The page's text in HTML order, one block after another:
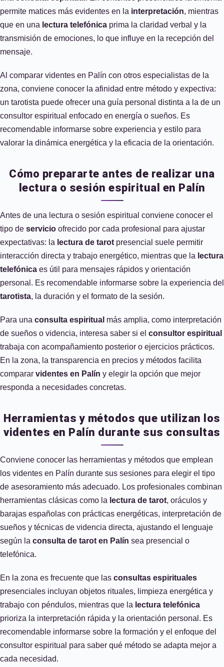
permite matices más evidentes en la interpretación, mientras
que en una lectura telefónica prima la claridad verbal y la
transmisión de emociones, lo que influye en la recepción del
mensaje.
Al comparar videntes en Palín con otros especialistas de la
zona, conviene conocer la afinidad entre método y expectiva:
un tarotista puede ofrecer una guía personal distinta a la de un
consultor espiritual enfocado en energía o sueños. Es
recomendable informarse sobre experiencia y estilo para
valorar la dinámica energética y la eficacia de la orientación.
Cómo prepararte antes de realizar una
lectura o sesión espiritual en Palín
Antes de una lectura o sesión espiritual conviene conocer el
tipo de servicio ofrecido por cada profesional para ajustar
expectativas: la lectura de tarot presencial suele permitir
interacción directa y trabajo energético, mientras que la lectura
telefónica es útil para mensajes rápidos y orientación
personal. Es recomendable informarse sobre la experiencia del
tarotista, la duración y el formato de la sesión.
Para una consulta espiritual más amplia, como interpretación
de sueños o videncia, interesa saber si el consultor espiritual
trabaja con acompañamiento posterior o ejercicios prácticos.
En la zona, la transparencia en precios y métodos facilita
comparar videntes en Palín y elegir la opción que mejor
responda a necesidades concretas.
Herramientas y métodos que utilizan los
videntes en Palín durante sus consultas
Conviene conocer las herramientas y métodos que emplean
los videntes en Palín durante sus sesiones para elegir el tipo
de asesoramiento más adecuado. Los profesionales combinan
herramientas clásicas como la lectura de tarot, oráculos y
barajas españolas con prácticas energéticas, interpretación de
sueños y técnicas de videncia directa, ajustando el lenguaje
según la consulta de tarot en Palín sea presencial o
telefónica.
En la zona es frecuente que las consultas espirituales
presenciales incluyan objetos rituales, limpieza energética y
trabajo con péndulos, mientras que la lectura telefónica
prioriza la interpretación rápida y la orientación personal. Es
recomendable informarse sobre la formación y el enfoque del
consultor espiritual para saber qué método se adapta mejor a
cada necesidad.